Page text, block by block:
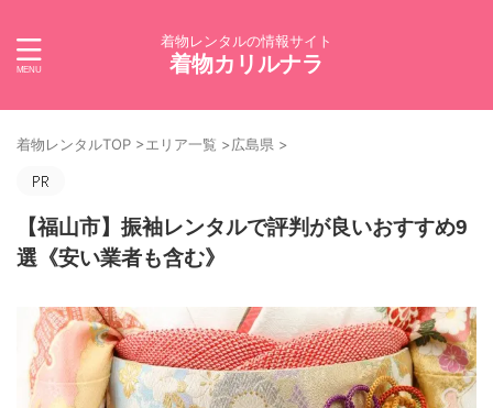
着物レンタルの情報サイト
着物カリルナラ
着物レンタルTOP >エリア一覧 >広島県 >
【福山市】振袖レンタルで評判が良いおすすめ9
選《安い業者も含む》